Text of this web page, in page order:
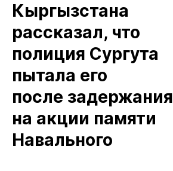
Кыргызстана
рассказал, что
полиция Сургута
пытала его
после задержания
на акции памяти
Навального